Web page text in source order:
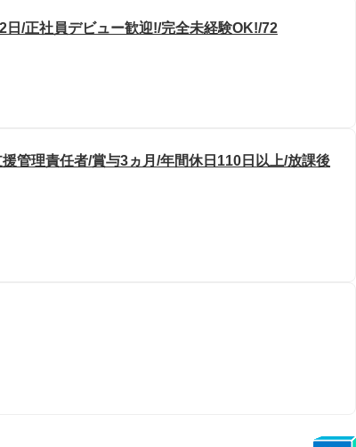
/正社員デビュー歓迎!/完全未経験OK!/72
管理責任者/賞与3ヵ月/年間休日110日以上/放課後